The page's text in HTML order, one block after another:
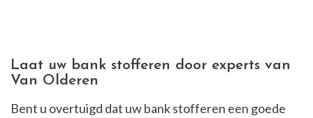
Laat uw bank stofferen door experts van
Van Olderen
Bent u overtuigd dat uw bank stofferen een goede